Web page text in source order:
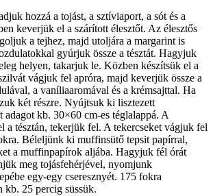
hozzá a tojást, a sztíviaport, a sót és a
keverjük el a szárított élesztőt. Az élesztős
a tejhez, majd utoljára a margarint is
gyúrjuk össze a tésztát. Hagyjuk
helyen, takarjuk le. Közben készítsük el a
vágjuk fel apróra, majd keverjük össze a
a vaníliaaromával és a krémsajttal. Ha
két részre. Nyújtsuk ki lisztezett
adagot kb. 30×60 cm-es téglalappá. A
a tésztán, tekerjük fel. A tekercseket vágjuk fel
Béleljünk ki muffinsütő tepsit papírral,
a muffinpapírok aljába. Hagyjuk fél órát
meg tojásfehérjével, nyomjunk
egy-egy cseresznyét. 175 fokra
kb. 25 percig süssük.